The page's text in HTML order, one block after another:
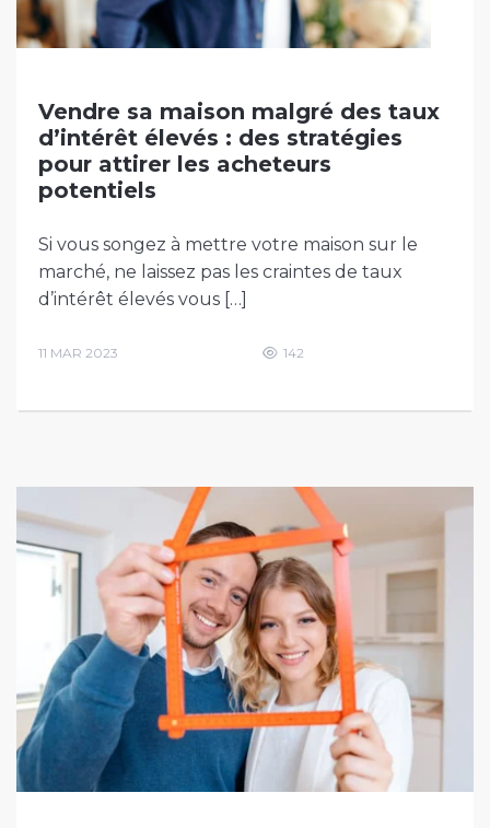
Vendre sa maison malgré des taux
d’intérêt élevés : des stratégies
pour attirer les acheteurs
potentiels
Si vous songez à mettre votre maison sur le
marché, ne laissez pas les craintes de taux
d’intérêt élevés vous […]
11 MAR 2023 142